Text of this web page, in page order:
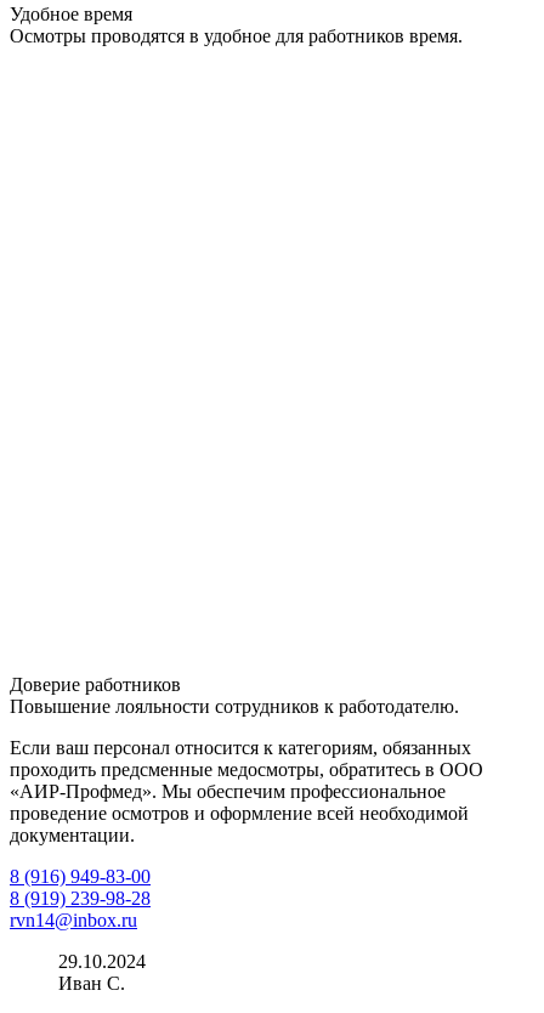
Удобное время
Осмотры проводятся в удобное для работников время.
Доверие работников
Повышение лояльности сотрудников к работодателю.
Если ваш персонал относится к категориям, обязанных
проходить предсменные медосмотры, обратитесь в ООО
«АИР-Профмед». Мы обеспечим профессиональное
проведение осмотров и оформление всей необходимой
документации.
8 (916) 949-83-00
8 (919) 239-98-28
rvn14@inbox.ru
29.10.2024
Иван С.